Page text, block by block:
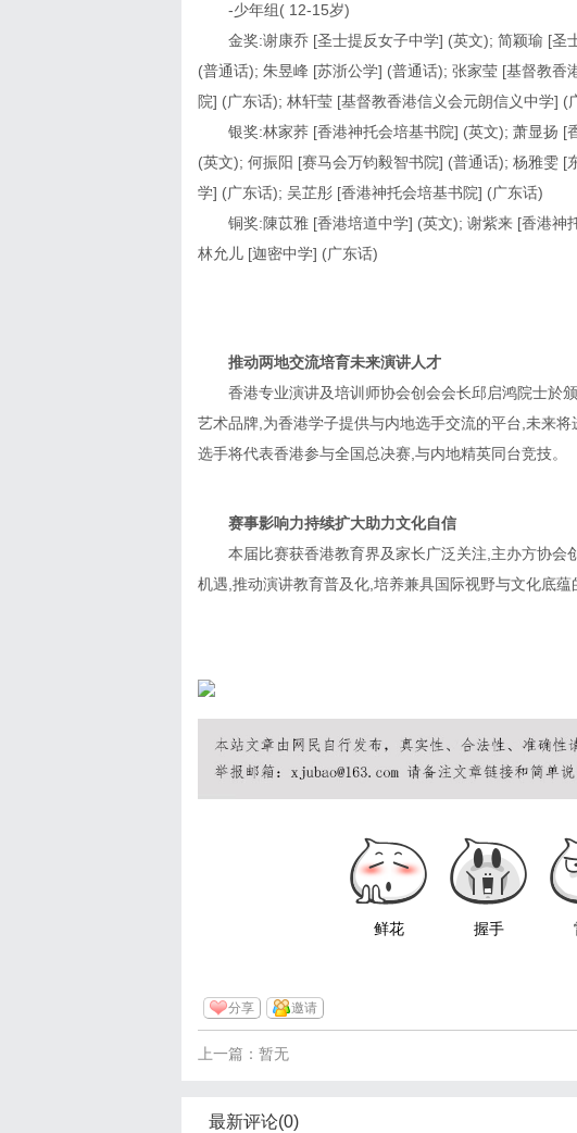
-少年组( 12-15岁)
金奖:谢康乔 [圣士提反女子中学] (英文); 简颖瑜 [
(普通话); 朱昱峰 [苏浙公学] (普通话); 张家莹 [基督教
院] (广东话); 林轩莹 [基督教香港信义会元朗信义中学] (
银奖:林家荞 [香港神托会培基书院] (英文); 萧显扬
(英文); 何振阳 [赛马会万钧毅智书院] (普通话); 杨雅雯
学] (广东话); 吴芷彤 [香港神托会培基书院] (广东话)
铜奖:陳苡雅 [香港培道中学] (英文); 谢紫来 [香港
林允儿 [迦密中学] (广东话)
推动两地交流培育未来演讲人才
香港专业演讲及培训师协会创会会长邱启鸿院士於
艺术品牌,为香港学子提供与内地选手交流的平台,未来
选手将代表香港参与全国总决赛,与内地精英同台竞技。
赛事影响力持续扩大助力文化自信
本届比赛获香港教育界及家长广泛关注,主办方协
机遇,推动演讲教育普及化,培养兼具国际视野与文化底蕴
鲜花 握手
分享 邀请
上一篇：暂无
最新评论(0)